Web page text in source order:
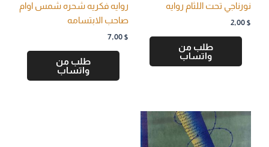
نورناجي تحت اللثام روايه
2,00 $
طلب من
واتساب
روايه فكريه شحره شمس اوام
صاحب الابتسامه
7,00 $
طلب من
واتساب